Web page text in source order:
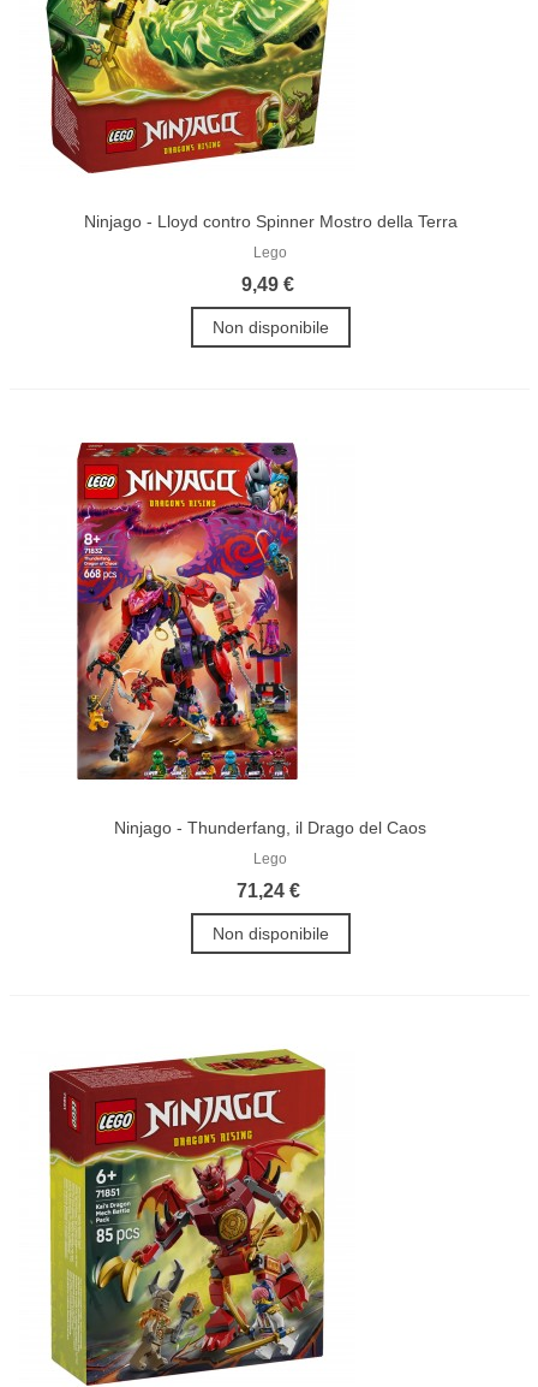
Ninjago - Lloyd contro Spinner Mostro della Terra
Lego
9,49 €
Non disponibile
Ninjago - Thunderfang, il Drago del Caos
Lego
71,24 €
Non disponibile